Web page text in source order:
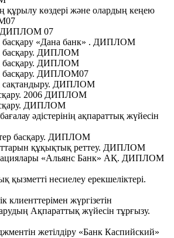
құрылу көздері және олардың кеңею
ДИПЛОМ 07
басқару «Дана банк» . ДИПЛОМ
басқару. ДИПЛОМ
басқару. ДИПЛОМ
басқару. ДИПЛОМ07
сақтандыру. ДИПЛОМ
2006 ДИПЛОМ
ДИПЛОМ
әдістерінің ақпараттық жүйесін
басқару. ДИПЛОМ
құқықтық реттеу. ДИПЛОМ
«Альянс Банк» АҚ. ДИПЛОМ
қызметті несиелеу ерекшеліктері.
клиенттерімен жүргізетін
Ақпараттық жүйесін тұрғызу.
жетілдіру «Банк Каспийский»